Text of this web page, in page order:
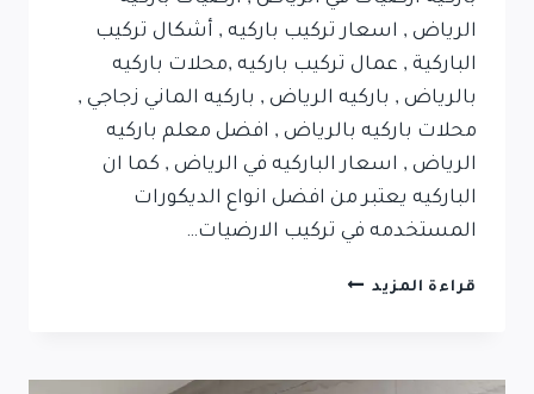
الرياض , اسعار تركيب باركيه , أشكال تركيب
الباركية , عمال تركيب باركيه ,محلات باركيه
بالرياض , باركيه الرياض , باركيه الماني زجاجي ,
محلات باركيه بالرياض , افضل معلم باركيه
الرياض , اسعار الباركيه في الرياض , كما ان
الباركيه يعتبر من افضل انواع الديكورات
المستخدمه في تركيب الارضيات…
قراءة المزيد